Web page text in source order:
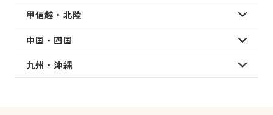
甲信越・北陸
中国・四国
九州・沖縄